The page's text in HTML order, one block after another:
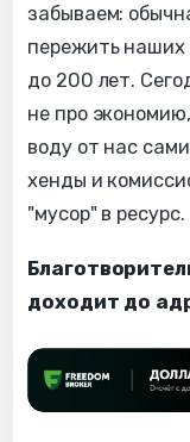
забываем:
пережить наших
до 200 лет.
не про
воду от нас
хенды и
"мусор" в ресурс.
доходит до